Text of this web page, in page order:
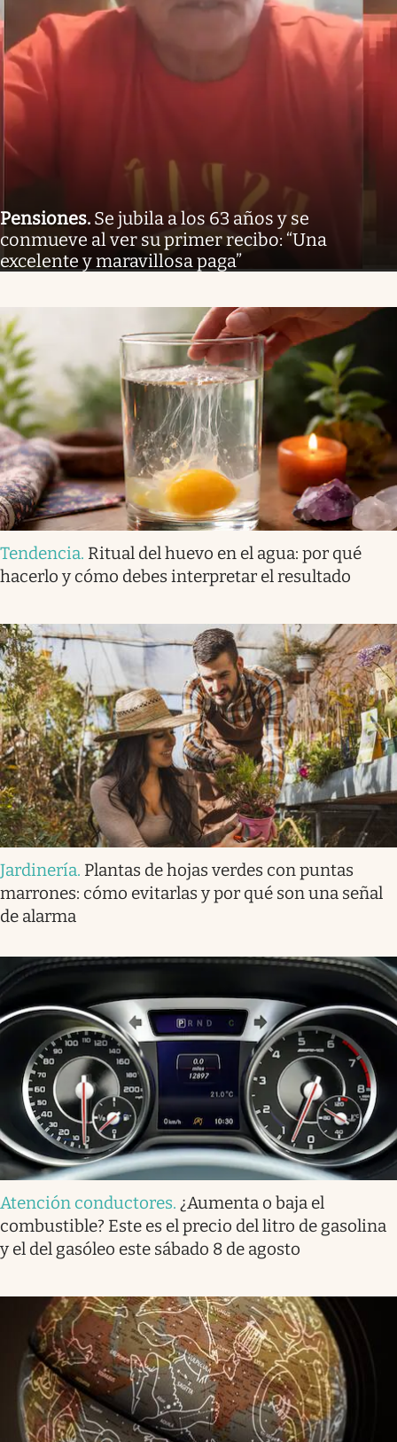
Pensiones. Se jubila a los 63 años y se
conmueve al ver su primer recibo: “Una
excelente y maravillosa paga”
Tendencia. Ritual del huevo en el agua: por qué
hacerlo y cómo debes interpretar el resultado
Jardinería. Plantas de hojas verdes con puntas
marrones: cómo evitarlas y por qué son una señal
de alarma
Atención conductores. ¿Aumenta o baja el
combustible? Este es el precio del litro de gasolina
y el del gasóleo este sábado 8 de agosto